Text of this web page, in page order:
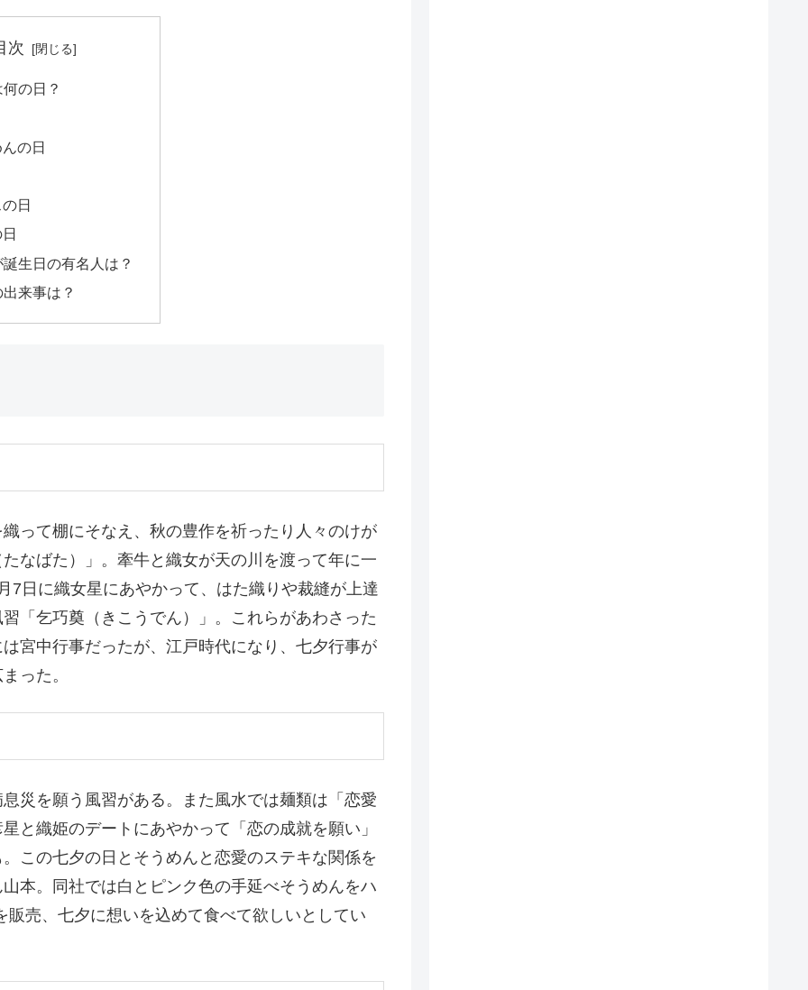
次
の日？
の日
日
生日の有名人は？
来事は？
って棚にそなえ、秋の豊作を祈ったり人々のけが
なばた）」。牽牛と織女が天の川を渡って年に一
7日に織女星にあやかって、はた織りや裁縫が上達
「乞巧奠（きこうでん）」。これらがあわさった
宮中行事だったが、江戸時代になり、七夕行事が
った。
災を願う風習がある。また風水では麺類は「恋愛
と織姫のデートにあやかって「恋の成就を願い」
この七夕の日とそうめんと恋愛のステキな関係を
本。同社では白とピンク色の手延べそうめんをハ
売、七夕に想いを込めて食べて欲しいとしてい